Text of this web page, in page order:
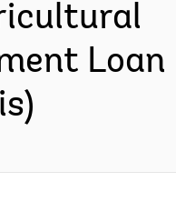
Loan